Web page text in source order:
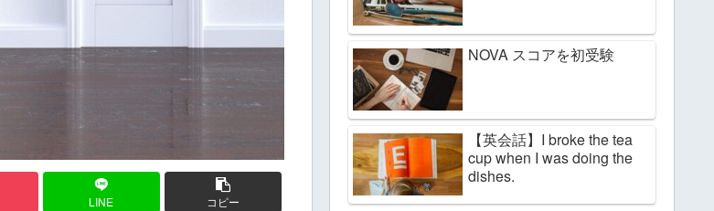
LINE コピー
NOVA スコアを初受験
【英会話】I broke the tea
cup when I was doing the
dishes.